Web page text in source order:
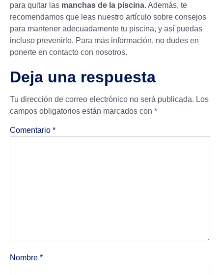
para quitar las manchas de la piscina. Además, te
recomendamos que leas nuestro artículo sobre consejos
para mantener adecuadamente tu piscina, y así puedas
incluso prevenirlo. Para más información, no dudes en
ponerte en contacto con nosotros.
Deja una respuesta
Tu dirección de correo electrónico no será publicada. Los
campos obligatorios están marcados con *
Comentario *
Nombre *